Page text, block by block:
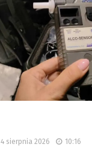
4 sierpnia 2026 10:16